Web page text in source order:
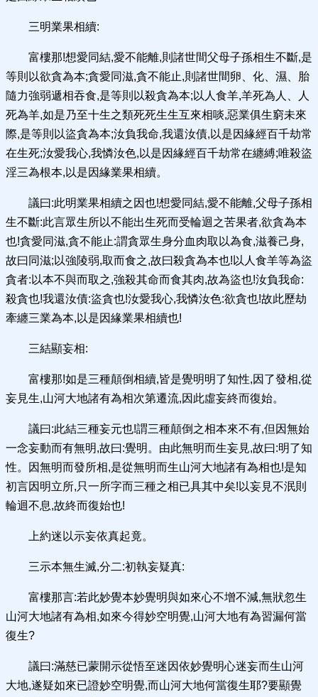
三明業果相續:
富樓那!想愛同結,愛不能離,則諸世間父母子孫相生不斷,是
等則以欲貪為本;貪愛同滋,貪不能止,則諸世間卵、化、濕、胎
隨力強弱遞相吞食,是等則以殺貪為本;以人食羊,羊死為人、人
死為羊,如是乃至十生之類死死生生互來相啖,惡業俱生窮未來
際,是等則以盜貪為本;汝負我命,我還汝債,以是因緣經百千劫常
在生死;汝愛我心,我憐汝色,以是因緣經百千劫常在纏縛;唯殺盜
淫三為根本,以是因緣業果相續。
議曰:此明業果相續之因也!想愛同結,愛不能離,父母子孫相
生不斷:此言眾生所以不能出生死而受輪迴之苦果者,欲貪為本
也!貪愛同滋,貪不能止:謂貪眾生身分血肉取以為食,滋養己身,
故曰同滋;以強陵弱,取而食之,故曰殺貪為本也!以人食羊等為盜
貪者:以本不與而取之,強殺其命而食其肉,故為盜也!汝負我命:
殺貪也!我還汝債:盜貪也!汝愛我心,我憐汝色:欲貪也!故此歷劫
牽纏三業為本,以是因緣業果相續也!
三結顯妄相:
富樓那!如是三種顛倒相續,皆是覺明明了知性,因了發相,從
妄見生,山河大地諸有為相次第遷流,因此虛妄終而復始。
議曰:此結三種妄元也!謂三種顛倒之相本來不有,但因無始
一念妄動而有無明,故曰:覺明。由此無明而生妄見,故曰:明了知
性。因無明而發所相,是從無明而生山河大地諸有為相也!是知
初言因明立所,只一所字而三種之相已具其中矣!以妄見不泯則
輪迴不息,故終而復始也!
上約迷以示妄依真起竟。
三示本無生滅,分二:初執妄疑真:
富樓那言:若此妙覺本妙覺明與如來心不增不減,無狀忽生
山河大地諸有為相,如來今得妙空明覺,山河大地有為習漏何當
復生?
議曰:滿慈已蒙開示從悟至迷因依妙覺明心迷妄而生山河
大地,遂疑如來已證妙空明覺,而山河大地何當復生耶?要顯覺